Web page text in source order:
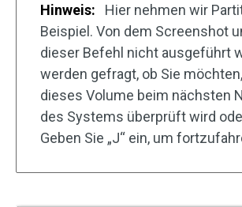
Hinweis:
Hier nehmen wir
Beispiel. Von dem Screenshot
dieser Befehl nicht ausgeführt
werden gefragt, ob Sie
dieses Volume beim nächsten
des Systems überprüft wird
Geben Sie „J“ ein, um